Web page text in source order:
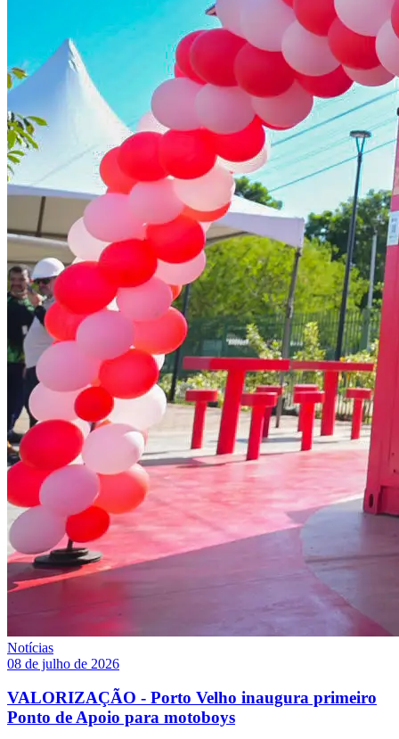
Notícias
08 de julho de 2026
VALORIZAÇÃO - Porto Velho inaugura primeiro
Ponto de Apoio para motoboys